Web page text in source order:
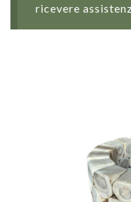
ricevere